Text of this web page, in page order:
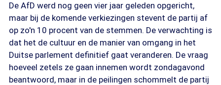
De AfD werd nog geen vier jaar geleden opgericht,
maar bij de komende verkiezingen stevent de partij af
op zo'n 10 procent van de stemmen. De verwachting is
dat het de cultuur en de manier van omgang in het
Duitse parlement definitief gaat veranderen. De vraag
hoeveel zetels ze gaan innemen wordt zondagavond
beantwoord, maar in de peilingen schommelt de partij